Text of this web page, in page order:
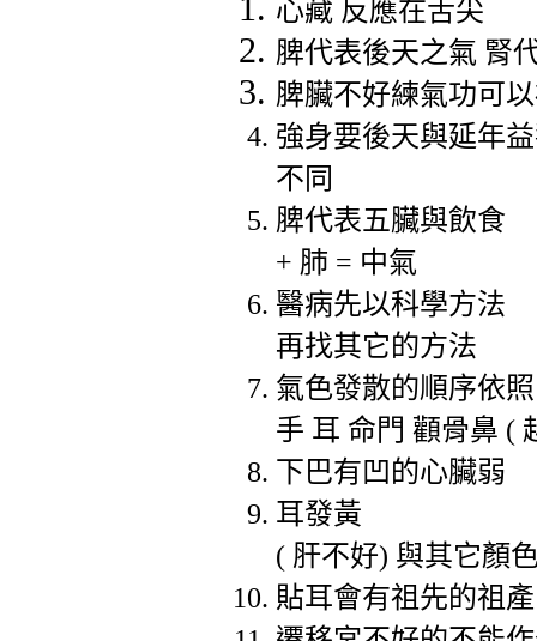
心藏 反應在舌尖
脾代表後天之氣 腎
脾臟不好練氣功可
強身要後天與延年
不同
脾代表五臟與飲食
+ 肺 = 中氣
醫病先以科學方法
再找其它的方法
氣色發散的順序依照
手 耳 命門 顴骨鼻 (
下巴有凹的心臟弱
耳發黃
( 肝不好) 與其它顏
貼耳會有祖先的祖產